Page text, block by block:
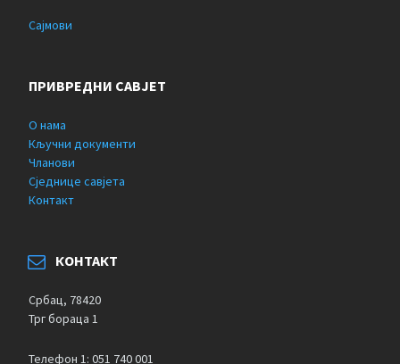
Сајмови
ПРИВРЕДНИ САВЈЕТ
О нама
Кључни документи
Чланови
Сједнице савјета
Контакт
КОНТАКТ
Србац, 78420
Трг бораца 1
Телефон 1: 051 740 001